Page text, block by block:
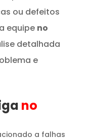
ou defeitos
equipe no
detalhada
e
no
a falhas